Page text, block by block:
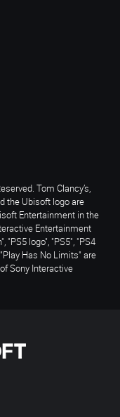
Tom Clancy’s,
the Ubisoft logo are
Entertainment in the
Entertainment
"PS5 logo", "PS5", "PS4
Has No Limits" are
Sony Interactive